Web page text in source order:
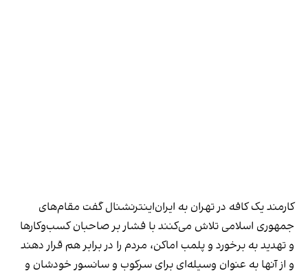
کارمند یک کافه در تهران به ایران‌اینترنشنال گفت مقام‌های
جمهوری اسلامی تلاش می‌کنند با فشار بر صاحبان کسب‌وکارها
و تهدید به برخورد و پلمب اماکن، مردم را در برابر هم قرار دهند
و از آنها به عنوان وسیله‌ای برای سرکوب و سانسور خودشان و